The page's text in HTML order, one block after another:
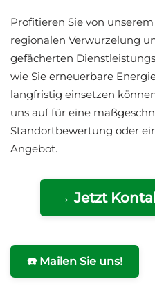
Profitieren Sie von
regionalen Verwurzelung
gefächerten
wie Sie erneuerbare
langfristig einsetzen
uns auf für eine
Standortbewertung oder
Angebot.
→ Jetzt
☎️ Mailen Sie uns!